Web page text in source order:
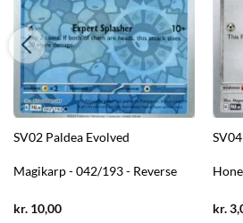
SV02 Paldea Evolved
Magikarp - 042/193 - Reverse
kr. 10,00Current
kr.